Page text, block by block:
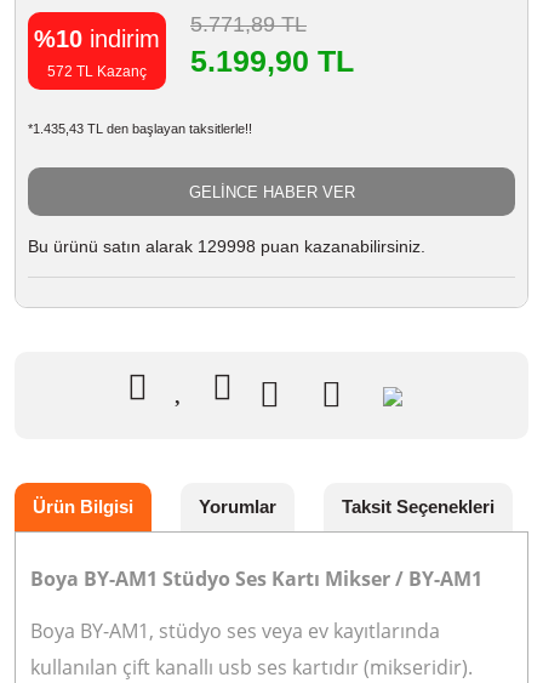
%10 indirim
572 TL Kazanç
5.771,89 TL
5.199,90 TL
*1.435,43 TL den başlayan taksitlerle!!
GELİNCE HABER VER
Bu ürünü satın alarak 129998 puan kazanabilirsiniz.
Ürün Bilgisi Yorumlar Taksit Seçenekleri
Boya BY-AM1 Stüdyo Ses Kartı Mikser / BY-AM1
Boya BY-AM1, stüdyo ses veya ev kayıtlarında
kullanılan çift kanallı usb ses kartıdır (mikseridir).